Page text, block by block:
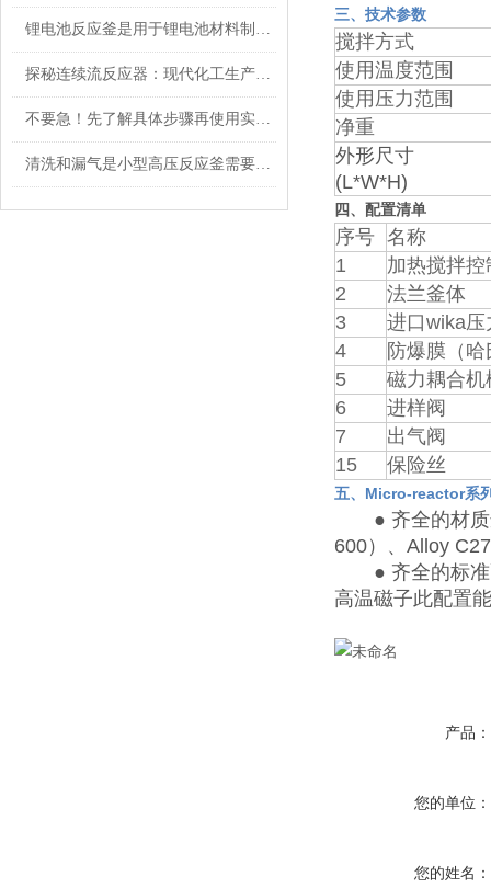
锂电池反应釜是用于锂电池材料制备和研究的仪器
探秘连续流反应器：现代化工生产模式的重要革新与进阶
不要急！先了解具体步骤再使用实验室反应釜
清洗和漏气是小型高压反应釜需要面对的两大问题
三、技术参数
搅拌方式
使用温度范围
使用压力范围
净重
外形尺寸
(L*W*H)
四、配置清单
序号 名称
1
加热搅拌
2
法兰釜体
3
进口wika
4
防爆膜（
5
磁力耦合
6
进样阀
7
出气阀
15
保险丝
五、Micro-reactor系
● 齐全的材质
600）、Alloy
● 齐全的标准
高温磁子此配置
产品：
您的单位：
您的姓名：